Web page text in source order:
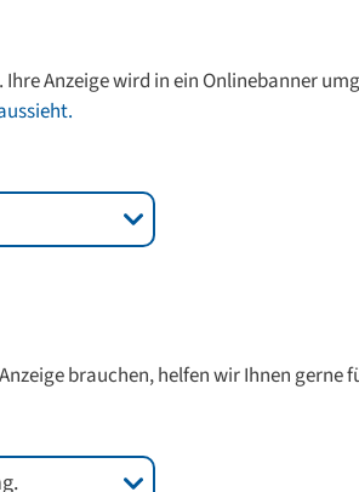
Anzeige wird in ein Onlinebanner
brauchen, helfen wir Ihnen gerne